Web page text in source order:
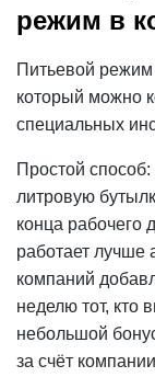
режим в
Питьевой
который можно
специальных
Простой
литровую
конца рабочего
работает лучше
компаний
неделю тот, кто
небольшой
за счёт